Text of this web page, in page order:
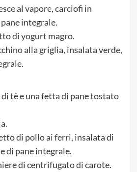
al vapore, carciofi in
integrale.
di yogurt magro.
alla griglia, insalata verde,
tè e una fetta di pane tostato
di pollo ai ferri, insalata di
di pane integrale.
di centrifugato di carote.